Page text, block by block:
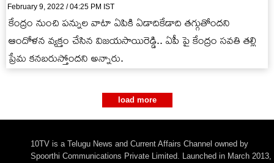
February 9, 2022 / 04:25 PM IST
కేంద్రం నుంచి ప‌న్నుల వాటా ఏపికి ఏడాదికేడాది త‌గ్గుతోందని
ఆందోళన వ్యక్తం చేసిన విజయసాయిరెడ్డి.. ఏపీ పై కేంద్రం స‌వ‌తి త‌ల్లి
ప్రేమ క‌న‌బ‌రుస్తోందని అన్నారు.
load more
10TV is a Telugu News and Current Affairs Channel owned by
Spoorthi Communications Private Limited. Launched in March 2013,